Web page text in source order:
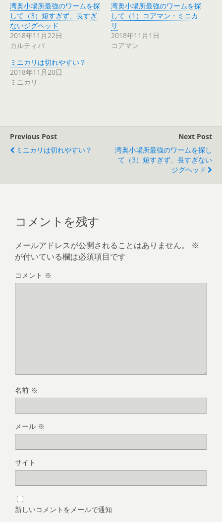
湾奥小場所最強のワームを探
して（3）短すぎず、長すぎ
ないジグヘッド
2018年11月22日
カルティバ
湾奥小場所最強のワームを探
して（1）コアマン・ミニカ
リ
2018年11月1日
コアマン
ミニカリは切れやすい？
2018年11月20日
ミニカリ
Previous Post
ミニカリは切れやすい？
Next Post
湾奥小場所最強のワームを探し
て（3）短すぎず、長すぎない
ジグヘッド
コメントを残す
メールアドレスが公開されることはありません。
※
が付いている欄は必須項目です
コメント ※
名前 ※
メール ※
サイト
新しいコメントをメールで通知